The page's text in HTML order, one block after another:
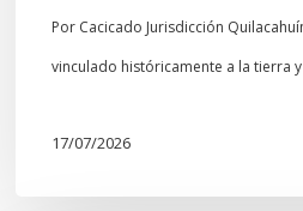
culturales
Mapuche»
Por Cacicado Jurisdicción
vinculado históricamente a la tierra
17/07/2026